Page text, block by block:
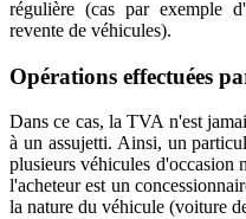
régulière (cas par exemple
revente de véhicules).
Opérations effectuées
Dans ce cas, la TVA n'est
à un assujetti. Ainsi, un
plusieurs véhicules d'occasion
l'acheteur est un
la nature du véhicule (voiture